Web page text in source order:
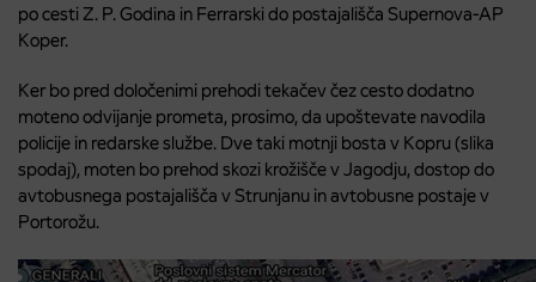
po cesti Z. P. Godina in Ferrarski do postajališča Supernova-AP
Koper.
Ker bo pred določenimi prehodi tekačev čez cesto dodatno
moteno odvijanje prometa, prosimo, da upoštevate navodila
policije in redarske službe. Dve taki motnji bosta v Kopru (slika
spodaj), moten bo prehod skozi krožišče v Jagodju, dostop do
avtobusnega postajališča v Strunjanu in avtobusne postaje v
Portorožu.